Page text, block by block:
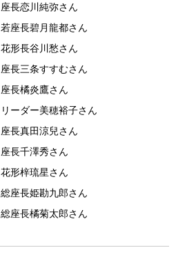
座長恋川純弥さん
若座長碧月龍都さん
花形長谷川愁さん
座長三条すすむさん
座長橘炎鷹さん
リーダー美穂裕子さん
座長真田涼兒さん
座長千澤秀さん
花形梓琉星さん
総座長姫勘九郎さん
総座長橘菊太郎さん